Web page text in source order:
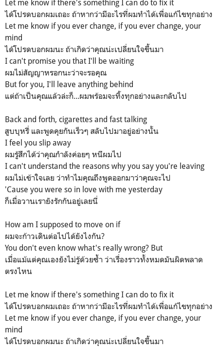
Let me know if there's something I can do to fix it
ได้โปรดบอกผมเถอะ ถ้าหากว่ามีอะไรที่ผมทำได้เพื่อแก้ไขทุกอย่าง
Let me know if you ever change, if you ever change, your
mind
ได้โปรดบอกผมนะ ถ้าเกิดว่าคุณน่ะเปลี่ยนใจขึ้นมา
I can't promise you that I'll be waiting
ผมไม่สัญญาหรอกนะว่าจะรอคุณ
But for you, I'll leave anything behind
แต่ถ้าเป็นคุณแล้วล่ะก็...ผมพร้อมจะทิ้งทุกอย่างและกลับไป
Back and forth, cigarettes and fast talking
สูบบุหรี่ และพูดคุยกันเร็วๆ สลับไปมาอยู่อย่างนั้น
I feel you slip away
ผมรู้สึกได้ว่าคุณกำลังค่อยๆ หนีผมไป
I can't understand the reasons why you say you're leaving
ผมไม่เข้าใจเลย ว่าทำไมคุณถึงพูดออกมาว่าคุณจะไป
'Cause you were so in love with me yesterday
ก็เมื่อวานเรายังรักกันอยู่เลยนี่
How am I supposed to move on if
ผมจะก้าวเดินต่อไปได้ยังไงกัน?
You don't even know what's really wrong? But
เมื่อแม้แต่คุณเองยังไม่รู้ด้วยซ้ำ ว่าเรื่องราวทั้งหมดมันผิดพลาด
ตรงไหน
Let me know if there's something I can do to fix it
ได้โปรดบอกผมเถอะ ถ้าหากว่ามีอะไรที่ผมทำได้เพื่อแก้ไขทุกอย่าง
Let me know if you ever change, if you ever change, your
mind
ได้โปรดบอกผมนะ ถ้าเกิดว่าคุณน่ะเปลี่ยนใจขึ้นมา